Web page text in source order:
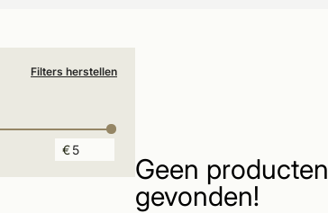
Filters herstellen
€
Geen producten
gevonden!